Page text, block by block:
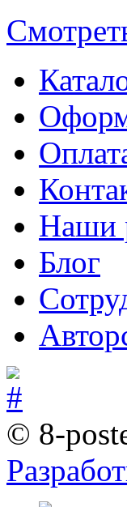
Наши
Блог
© 8-